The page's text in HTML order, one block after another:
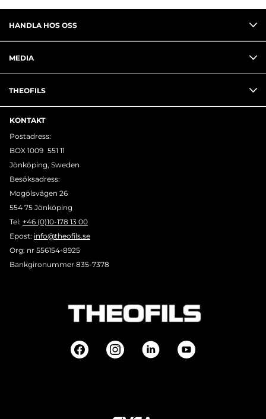
HANDLA HOS OSS
MEDIA
THEOFILS
KONTAKT
Postadress:
BOX 1009 551 11
Jönköping, Sweden
Besöksadress:
Mogölsvägen 26
554 75 Jönköping
Tel: +46 (0)10-178 13 00
Epost: info@theofils.se
Org. nr 556154-8925
Bankgironummer 835-7378